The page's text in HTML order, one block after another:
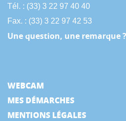
Tél. : (33) 3 22 97 40 40
Fax. : (33) 3 22 97 42 53
Une question, une remarque
WEBCAM
MES DÉMARCHES
MENTIONS LÉGALES